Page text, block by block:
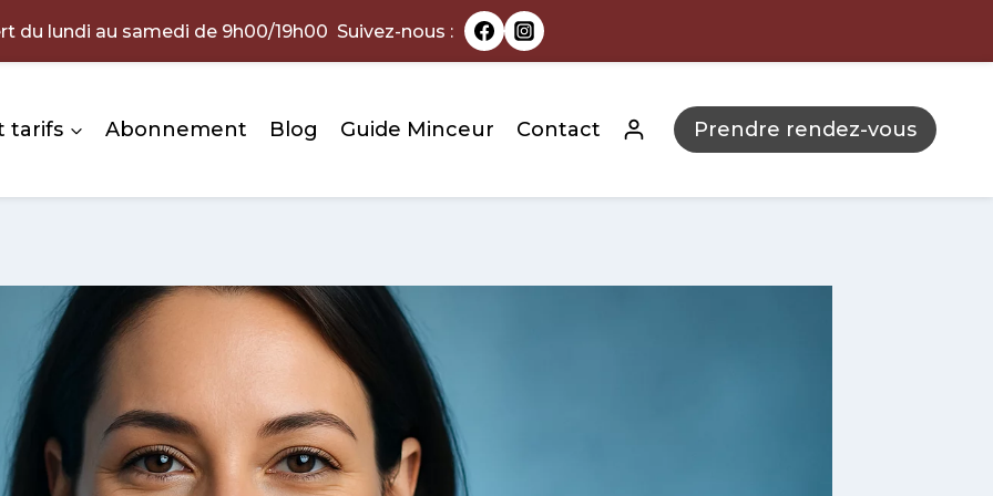
du lundi au samedi de 9h00/19h00 Suivez-nous :
tarifs Abonnement Blog Guide Minceur Contact Prendre rendez-vous